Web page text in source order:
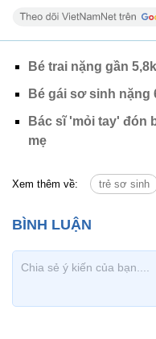
Bé trai nặng gần
Bé gái sơ sinh nặng
Bác sĩ 'mỏi tay' đón
mẹ
Xem thêm về: trẻ sơ sinh